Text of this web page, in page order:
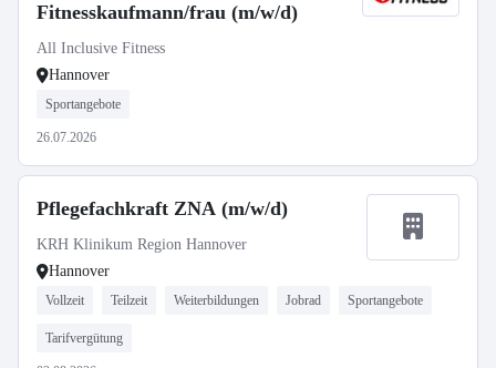
Fitnesskaufmann/frau (m/w/d)
All Inclusive Fitness
Hannover
Sportangebote
26.07.2026
Pflegefachkraft ZNA (m/w/d)
KRH Klinikum Region Hannover
Hannover
Vollzeit Teilzeit Weiterbildungen Jobrad Sportangebote
Tarifvergütung